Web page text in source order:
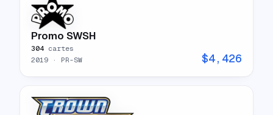
Promo SWSH
304 cartes
2019 · PR-SW $4,426